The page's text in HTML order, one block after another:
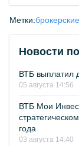
Метки:
Новости
ВТБ выплатил
05 августа 14:56
ВТБ Мои
года
03 августа 14:40